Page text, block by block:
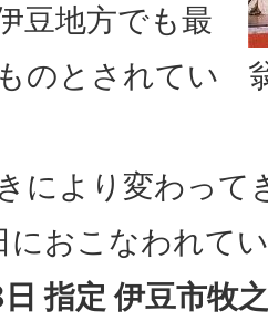
豆地方でも最
のとされてい
により変わって
におこなわれて
指定 伊豆市牧